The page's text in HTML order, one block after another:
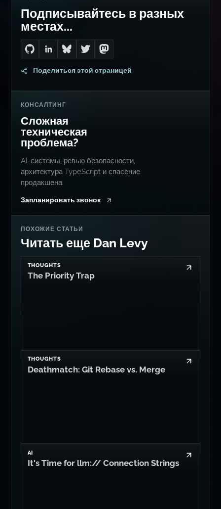
Подписывайтесь в разных
местах...
Go to Dan's GitHub
Connect with me on LinkedIn
Follow me on Bluesky
Follow me on Twitter
Follow me on Mastodon
Поделиться этой страницей
КОНСАЛТИНГ
Сложная
техническая
проблема?
AI-системы, ревью безопасности,
архитектура TypeScript и спасение
продакшена.
Запланировать звонок
ПОХОЖИЕ СТАТЬИ
Читать еще Dan Levy
THOUGHTS
The Priority Trap
THOUGHTS
Deathmatch: Git Rebase vs. Merge
AI
It's Time for llm:// Connection Strings